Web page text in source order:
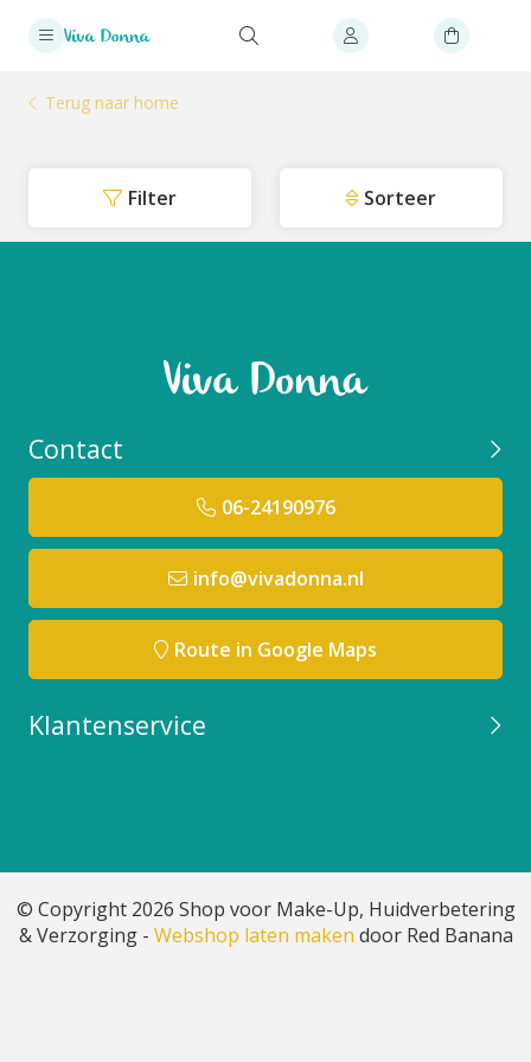
Terug naar home
Filter Sorteer
Contact
06-24190976
info@vivadonna.nl
Route in Google Maps
Klantenservice
© Copyright 2026 Shop voor Make-Up, Huidverbetering
& Verzorging - Webshop laten maken door Red Banana